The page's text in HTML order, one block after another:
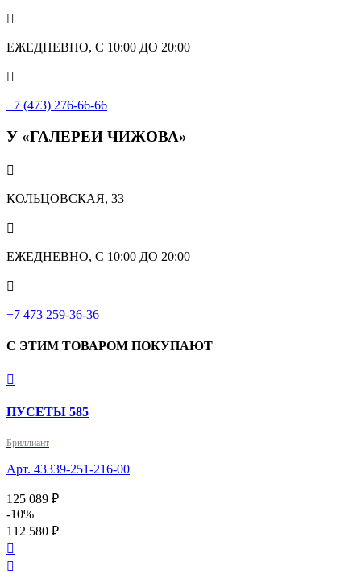

ЕЖЕДНЕВНО, С 10:00 ДО 20:00

+7 (473) 276-66-66
У «ГАЛЕРЕИ ЧИЖОВА»

КОЛЬЦОВСКАЯ, 33

ЕЖЕДНЕВНО, С 10:00 ДО 20:00

‎+7 473 259-36-36
С ЭТИМ ТОВАРОМ ПОКУПАЮТ

ПУСЕТЫ 585
Бриллиант
Арт. 43339-251-216-00
125 089 ₽
-10%
112 580 ₽

